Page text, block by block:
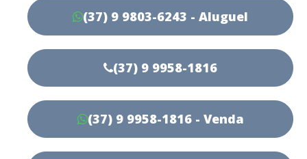
(37) 9 9803-6243 - Aluguel
(37) 9 9958-1816
(37) 9 9958-1816 - Venda